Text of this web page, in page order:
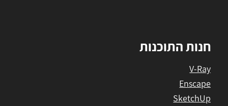
חנות התוכנות
V-Ray
Enscape
SketchUp